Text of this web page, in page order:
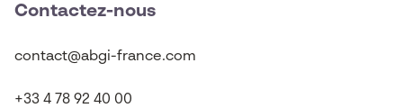
Contactez-nous
contact@abgi-france.com
+33 4 78 92 40 00